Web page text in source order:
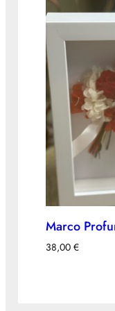
Marco
38,00 €